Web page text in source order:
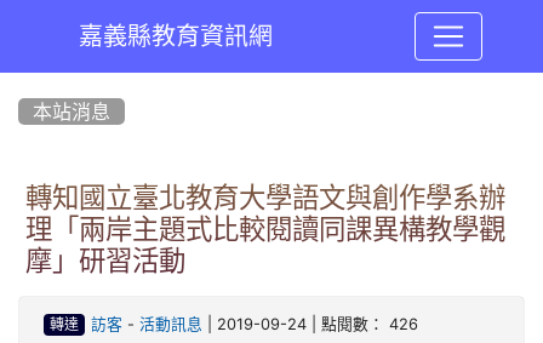
嘉義縣教育資訊網
本站消息
轉知國立臺北教育大學語文與創作學系辦
理「兩岸主題式比較閱讀同課異構教學觀
摩」研習活動
轉達 訪客- 活動訊息 | 2019-09-24 | 點閱數： 426